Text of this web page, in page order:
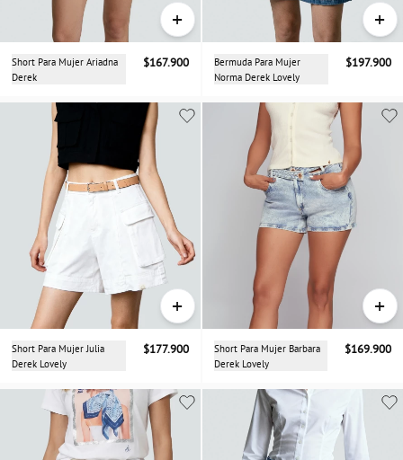
+
Short Para Mujer Ariadna
Derek
$167.900
+
Bermuda Para Mujer
Norma Derek Lovely
$197.900
+
Short Para Mujer Julia
Derek Lovely
$177.900
+
Short Para Mujer Barbara
Derek Lovely
$169.900